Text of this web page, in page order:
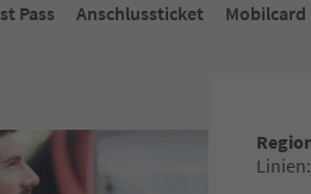
Pass Anschlussticket Mobilcard